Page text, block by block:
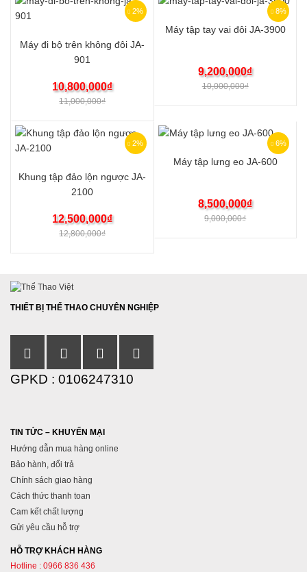
2%
Máy đi bộ trên không đôi JA-
901
11,000,000₫
10,800,000₫
8%
Máy tập tay vai đôi JA-3900
10,000,000₫
9,200,000₫
2%
Khung tập đảo lộn ngược JA-
2100
12,800,000₫
12,500,000₫
6%
Máy tập lưng eo JA-600
9,000,000₫
8,500,000₫
THIẾT BỊ THỂ THAO CHUYÊN NGHIỆP
GPKD : 0106247310
TIN TỨC – KHUYẾN MẠI
Hướng dẫn mua hàng online
Bảo hành, đổi trả
Chính sách giao hàng
Cách thức thanh toan
Cam kết chất lượng
Gửi yêu cầu hỗ trợ
HỖ TRỢ KHÁCH HÀNG
Hotline : 0966 836 436